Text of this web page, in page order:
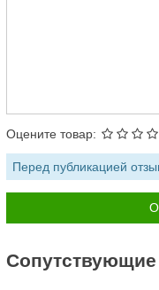
Оцените товар:
Перед публикацией
Cопутствующие